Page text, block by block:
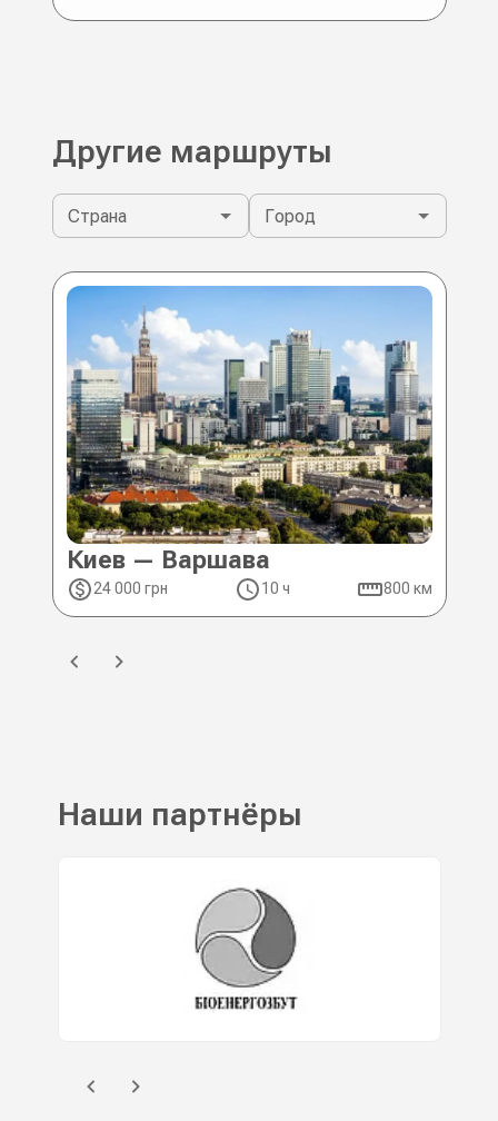
Другие маршруты
Страна Город
Киев — Варшава
24 000 грн 10 ч 800 км
Наши партнёры